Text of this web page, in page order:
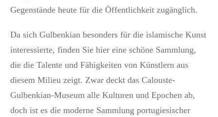
Gegenstände heute für die Öffentlichkeit zugänglich.
Da sich Gulbenkian besonders für die islamische Kunst
interessierte, finden Sie hier eine schöne Sammlung,
die die Talente und Fähigkeiten von Künstlern aus
diesem Milieu zeigt. Zwar deckt das Calouste-
Gulbenkian-Museum alle Kulturen und Epochen ab,
doch ist es die moderne Sammlung portugiesischer